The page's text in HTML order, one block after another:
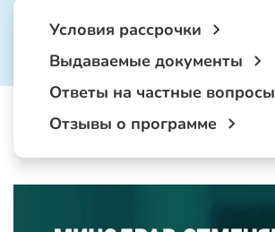
Условия рассрочки
Выдаваемые документы
Ответы на частные вопросы
Отзывы о программе